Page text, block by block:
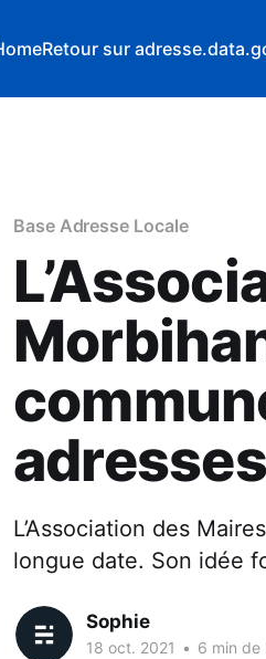
Retour sur
Base Adresse Locale
adresses
L’Association des
longue date. Son idée
Sophie
18 oct. 2021 • 6 min de